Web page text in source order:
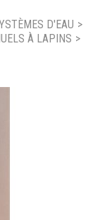
D'EAU >
À LAPINS >